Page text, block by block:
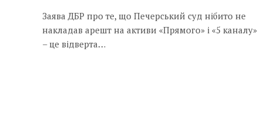
Заява ДБР про те, що Печерський суд нібито не
накладав арешт на активи «Прямого» і «5 каналу»
– це відверта…